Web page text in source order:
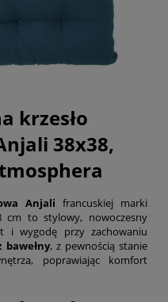
krzesło
38x38,
Anjali francuskiej marki
cm to stylowy, nowoczesny
i wygodę przy zachowaniu
bawełny, z pewnością stanie
poprawiając komfort